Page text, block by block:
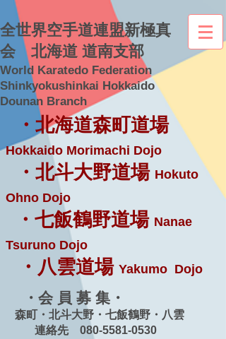
全世界空手道連盟新極真
会 北海道 道南支部
World Karatedo Federation
Shinkyokushinkai Hokkaido
Dounan Branch
・北海道森町道場
Hokkaido Morimachi Dojo
・北斗大野道場 Hokuto
Ohno Dojo
・七飯鶴野道場 Nanae
Tsuruno Dojo
・八雲道場 Yakumo Dojo
・会 員 募 集・
森町・北斗大野・七飯鶴野・八雲
連絡先 080-5581-0530